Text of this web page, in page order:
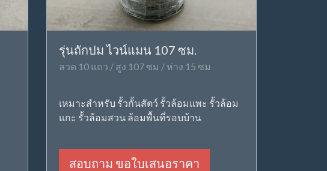
รุ่นถักปม ไวน์แมน 107 ซม.
ลวด 10 แถว / สูง 107 ซม / ห่าง 15 ซม
เหมาะสำหรับ รั้วกั้นสัตว์ รั้วล้อมแพะ รั้วล้อม
แกะ รั้วล้อมสวน ล้อมพื้นที่รอบบ้าน
สอบถาม ขอใบเสนอราคา